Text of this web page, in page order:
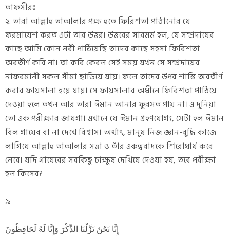
তাফসীরঃ
২. তারা আল্লাহ তাআলার পক্ষ হতে ফিরিশতা পাঠানোর যে
ফরমায়েশ করত এটা তার উত্তর। উত্তরের সারমর্ম হল, যে সম্প্রদায়ের
কাছে আমি কোন নবী পাঠিয়েছি তাদের কাছে সহসা ফিরিশতা
অবতীর্ণ করি না। তা করি কেবল সেই সময় যখন সে সম্প্রদায়ের
নাফরমানী সকল সীমা ছাড়িয়ে যায়। ফলে তাদের উপর শাস্তি অবতীর্ণ
করার ফায়সালা হয়ে যায়। সে ফায়সালার অধীনে ফিরিশতা পাঠিয়ে
দেওয়া হলে তখন আর তারা ঈমান আনার ফুরসত পায় না। এ দুনিয়া
তো এক পরীক্ষার জায়গা। এখানে যে ঈমান গ্রহণযোগ্য, সেটা হল ঈমান
বিল গায়েব বা না দেখে বিশ্বাস। অর্থাৎ, মানুষ নিজ জ্ঞান-বুদ্ধি কাজে
লাগিয়ে আল্লাহ তাআলার সত্তা ও তাঁর একত্ববাদকে শিরোধার্য করে
নেবে। যদি গায়েবের সবকিছু চাক্ষুষ দেখিয়ে দেওয়া হয়, তবে পরীক্ষা
হল কিসের?
৯
إِنَّا نَحْنُ نَزَّلْنَا الذِّكْرَ وَإِنَّا لَهُ لَحَافِظُونَ